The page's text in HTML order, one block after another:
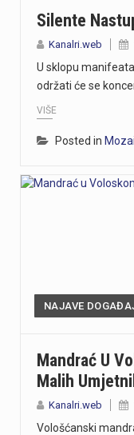
Silente
Kanalri.web
U sklopu
održati će se
VIŠE
Posted in
NAJAVE
Mandrać U
Malih
Kanalri.web
Vološćanski